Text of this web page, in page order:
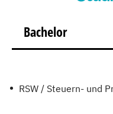
Bachelor
RSW / Steuern- und